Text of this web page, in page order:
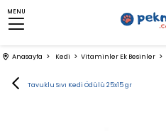
MENU
Anasayfa Kedi Vitaminler Ek Besinler
M-Pets Tavuklu Sıvı Kedi Ödülü 25x15 gr